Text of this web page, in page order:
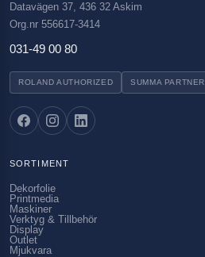
Datavägen 37, 436 32 Askim
Org.nr 556617-3414
031-49 00 80
ROLAND AUTHORIZED SUMMA PARTNER
SORTIMENT
Dekorfolie
Printmedia
Maskiner
Verktyg & Tillbehör
Display
Outlet
Mjukvara